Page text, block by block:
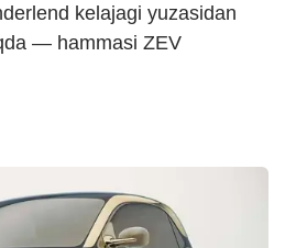
kelajagi yuzasidan
— hammasi ZEV